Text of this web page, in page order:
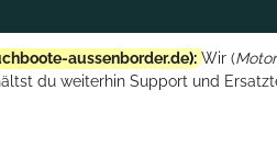
aussenborder.de): Wir (
du weiterhin Support und